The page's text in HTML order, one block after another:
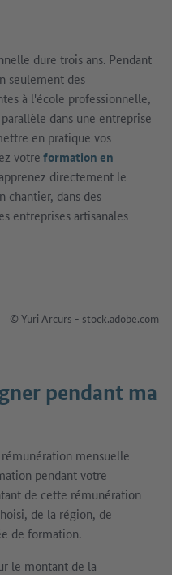
dure trois ans. Pendant
seulement des
à l'école professionnelle,
dans une entreprise
en pratique vos
votreformation en
directement le
chantier, dans des
entreprises artisanales
© Yuri Arcurs - stock.adobe.com
pendant ma
mensuelle
pendant votre
de cette rémunération
de la région, de
de formation.
le montant de la